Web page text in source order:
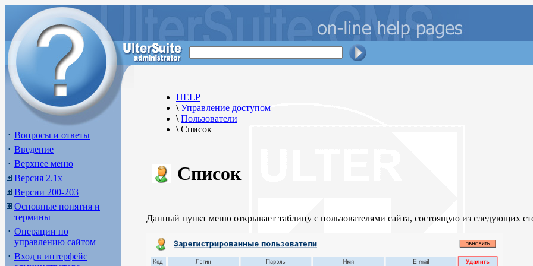
Вопросы и ответы
Введение
Верхнее меню
Версия 2.1х
Версии 200-203
Основные понятия и
термины
Операции по
управлению сайтом
Вход в интерфейс
HELP
\Управление доступом
\Пользователи
\Список
Список
Данный пункт меню открывает таблицу с пользователями сайта, состоящую из следующих